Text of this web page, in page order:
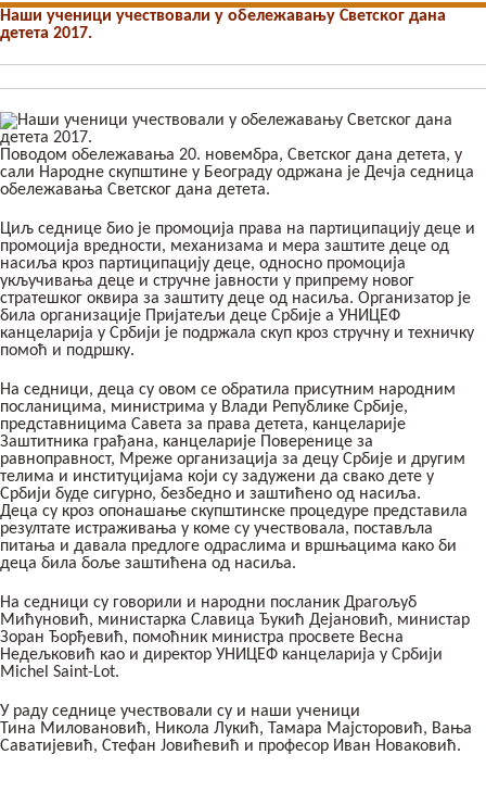
Наши ученици учествовали у обележавању Светског дана
детета 2017.
Поводом обележавања 20. новембра, Светског дана детета, у
сали Народне скупштине у Београду одржана је Дечја седница
обележавања Светског дана детета.
Циљ седнице био је промоција права на партиципацију деце и
промоција вредности, механизама и мера заштите деце од
насиља кроз партиципацију деце, односно промоција
укључивања деце и стручне јавности у припрему новог
стратешког оквира за заштиту деце од насиља. Организатор је
била организације Пријатељи деце Србије а УНИЦЕФ
канцеларија у Србији је подржала скуп кроз стручну и техничку
помоћ и подршку.
На седници, деца су овом се обратила присутним народним
посланицима, министрима у Влади Републике Србије,
представницима Савета за права детета, канцеларије
Заштитника грађана, канцеларије Поверенице за
равноправност, Мреже организација за децу Србије и другим
телима и институцијама који су задужени да свако дете у
Србији буде сигурно, безбедно и заштићено од насиља.
Деца су кроз опонашање скупштинске процедуре представила
резултате истраживања у коме су учествовала, постављла
питања и давала предлоге одраслима и вршњацима како би
деца била боље заштићена од насиља.
На седници су говорили и народни посланик Драгољуб
Мићуновић, министарка Славица Ђукић Дејановић, министар
Зоран Ђорђевић, помоћник министра просвете Весна
Недељковић као и директор УНИЦЕФ канцеларија у Србији
Michel Saint-Lot.
У раду седнице учествовали су и наши ученици
Тина Миловановић, Никола Лукић, Тамара Мајсторовић, Вања
Саватијевић, Стефан Јовићевић и професор Иван Новаковић.